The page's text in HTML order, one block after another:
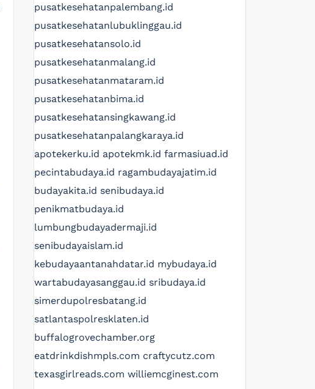
pusatkesehatanpalembang.id
pusatkesehatanlubuklinggau.id
pusatkesehatansolo.id
pusatkesehatanmalang.id
pusatkesehatanmataram.id
pusatkesehatanbima.id
pusatkesehatansingkawang.id
pusatkesehatanpalangkaraya.id
apotekerku.id apotekmk.id farmasiuad.id
pecintabudaya.id ragambudayajatim.id
budayakita.id senibudaya.id
penikmatbudaya.id
lumbungbudayadermaji.id
senibudayaislam.id
kebudayaantanahdatar.id mybudaya.id
wartabudayasanggau.id sribudaya.id
simerdupolresbatang.id
satlantaspolresklaten.id
buffalogrovechamber.org
eatdrinkdishmpls.com craftycutz.com
texasgirlreads.com williemcginest.com